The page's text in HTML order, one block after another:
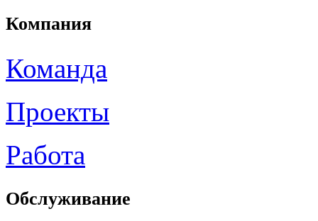
Компания
Команда
Проекты
Работа
Обслуживание